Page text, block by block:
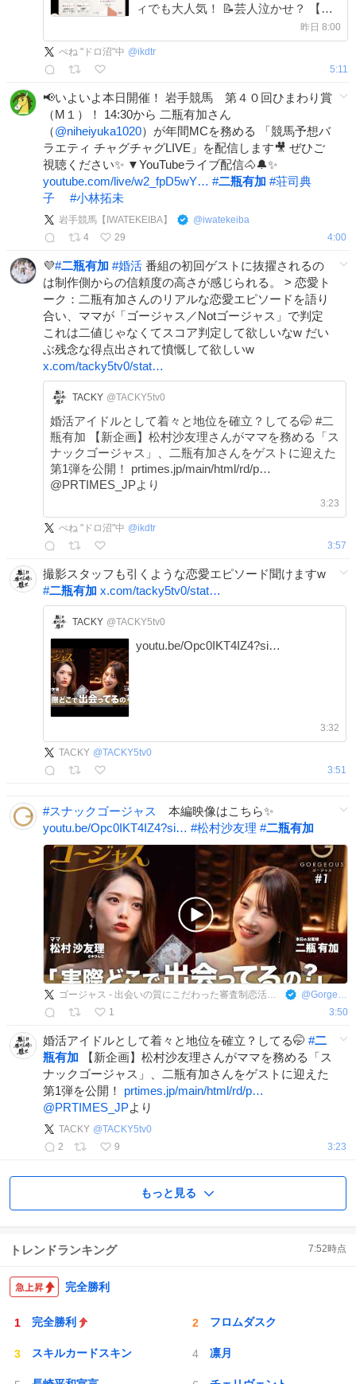
ィでも大人気！ 📝芸人泣かせ？ 【ス
ナックゴージャス】 𝟐𝟎𝟐𝟔.𝟎𝟖.𝟎𝟗
𝟏𝟐:𝟎𝟎 𝑺𝑻𝑨𝑹𝑻✨ 開店まであと1日🥃
昨日 8:00
ぺね "ドロ沼"中 @ikdtr
5:11
📢いよいよ本日開催！ 岩手競馬 第４０回ひまわり賞
（M１）！ 14:30から 二瓶有加さん
（@niheiyuka1020）が年間MCを務める 「競馬予想バ
ラエティ チャグチャグLIVE」を配信します🎥 ぜひご
視聴ください✨ ▼YouTubeライブ配信🐴🔔✨
youtube.com/live/w2_fpD5wY… #二瓶有加 #荘司典
子
#小林拓未
岩手競馬【IWATEKEIBA】 @iwatekeiba
4
29 4:00
💜#二瓶有加 #婚活 番組の初回ゲストに抜擢されるの
は制作側からの信頼度の高さが感じられる。 > 恋愛ト
ーク：二瓶有加さんのリアルな恋愛エピソードを語り
合い、ママが「ゴージャス／Notゴージャス」で判定
これは二値じゃなくてスコア判定して欲しいなw だい
ぶ残念な得点出されて憤慨して欲しいw
x.com/tacky5tv0/stat…
TACKY @TACKY5tv0
婚活アイドルとして着々と地位を確立？してる🤭 #二
瓶有加 【新企画】松村沙友理さんがママを務める「ス
ナックゴージャス」、二瓶有加さんをゲストに迎えた
第1弾を公開！ prtimes.jp/main/html/rd/p…
@PRTIMES_JPより
3:23
ぺね "ドロ沼"中 @ikdtr
3:57
撮影スタッフも引くような恋愛エピソード聞けますw
#二瓶有加 x.com/tacky5tv0/stat…
TACKY @TACKY5tv0
youtu.be/Opc0IKT4IZ4?si…
3:32
TACKY @TACKY5tv0
3:51
#スナックゴージャス
本編映像はこちら✨
youtu.be/Opc0IKT4IZ4?si… #松村沙友理 #二瓶有加
ゴージャス - 出会いの質にこだわった審査制恋活・婚活マッチングアプリ @GorgeousPR
1
3:50
婚活アイドルとして着々と地位を確立？してる🤭 #二
瓶有加 【新企画】松村沙友理さんがママを務める「ス
ナックゴージャス」、二瓶有加さんをゲストに迎えた
第1弾を公開！ prtimes.jp/main/html/rd/p…
@PRTIMES_JPより
TACKY @TACKY5tv0
2
9 3:23
もっと見る
トレンドランキング 7:52時点
完全勝利
完全勝利 フロムダスク
スキルカードスキン 凛月